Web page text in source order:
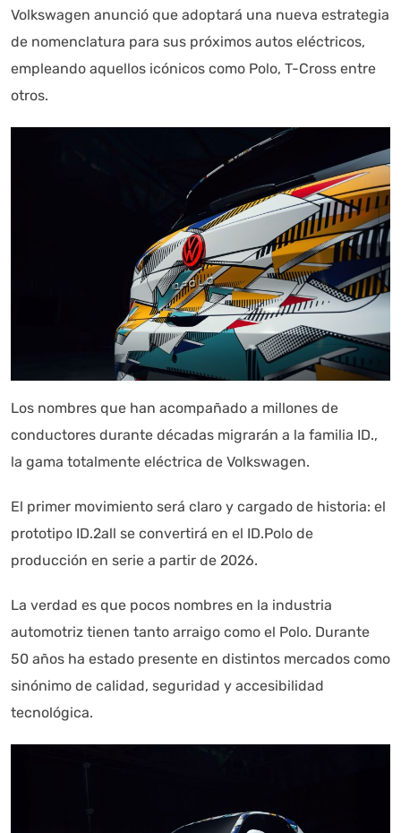
Volkswagen anunció que adoptará una nueva estrategia
de nomenclatura para sus próximos autos eléctricos,
empleando aquellos icónicos como Polo, T-Cross entre
otros.
Los nombres que han acompañado a millones de
conductores durante décadas migrarán a la familia ID.,
la gama totalmente eléctrica de Volkswagen.
El primer movimiento será claro y cargado de historia: el
prototipo ID.2all se convertirá en el ID.Polo de
producción en serie a partir de 2026.
La verdad es que pocos nombres en la industria
automotriz tienen tanto arraigo como el Polo. Durante
50 años ha estado presente en distintos mercados como
sinónimo de calidad, seguridad y accesibilidad
tecnológica.
Autoanalítica IA Agente Inteligente
Estoy aquí para encontrar lo que necesitas. ¿Qué estás
buscando? "Este asistente con IA (OpenAI) ofrece
información referencial que puede contener errores.
diariamente su exactitud."